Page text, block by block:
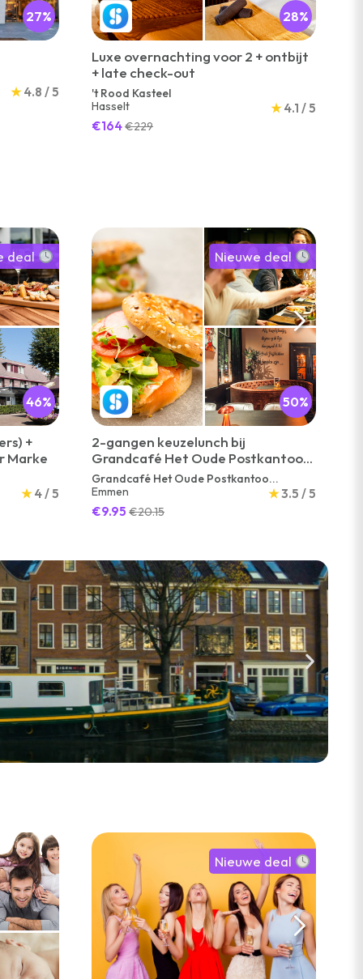
27%
★ 4.8 / 5
28%
Luxe overnachting voor 2 + ontbijt
+ late check-out
't Rood Kasteel
Hasselt
★ 4.1 / 5
€164€229
deal
46%
+
Marke
★ 4 / 5
Nieuwe deal
50%
2-gangen keuzelunch bij
Grandcafé Het Oude Postkantoor
in hartje Emmen
Grandcafé Het Oude Postkantoo...
Emmen
★3.5 / 5
€9.95€20.15
Nieuwe deal